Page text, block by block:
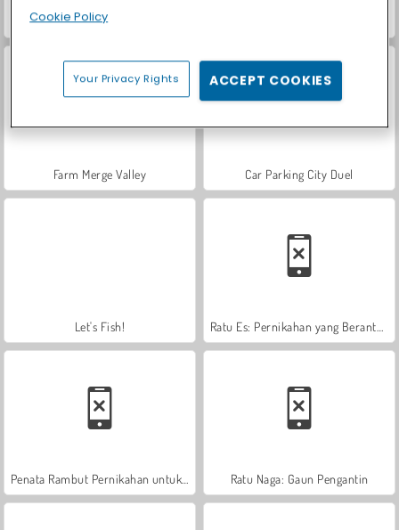
VegaMix Da Vinci Puzzles
Farm Merge Valley Car Parking City Duel
Let's Fish!
Ratu Naga: Gaun Pengantin
Cookie Policy
Your Privacy Rights ACCEPT COOKIES